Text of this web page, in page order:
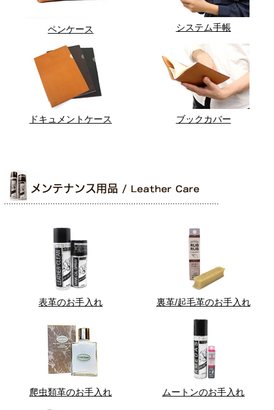
ペンケース システム手帳
ドキュメントケース ブックカバー
表革のお手入れ 裏革/起毛革のお手入れ
爬虫類革のお手入れ ムートンのお手入れ